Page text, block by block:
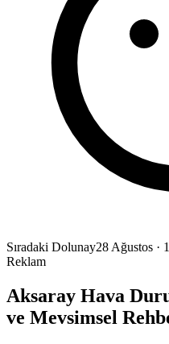
Sıradaki Dolunay28 Ağustos ·
Reklam
Aksaray Hava
ve Mevsimsel